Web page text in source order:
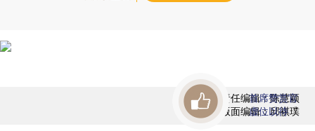
责任编辑：陈慧颖
版面编辑：邱祺璞
首席赞赏官
虚位以待